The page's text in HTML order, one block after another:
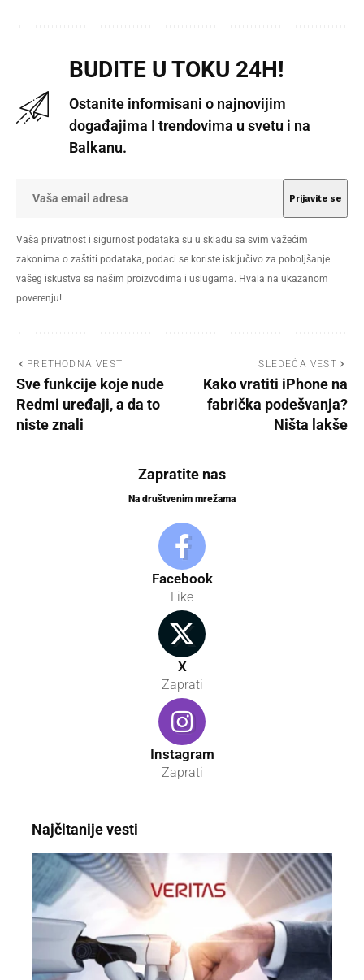
BUDITE U TOKU 24H!
Ostanite informisani o najnovijim
događajima I trendovima u svetu i na
Balkanu.
Vaša privatnost i sigurnost podataka su u skladu sa svim važećim
zakonima o zaštiti podataka, podaci se koriste isključivo za poboljšanje
vašeg iskustva sa našim proizvodima i uslugama. Hvala na ukazanom
poverenju!
PRETHODNA VEST
Sve funkcije koje nude
Redmi uređaji, a da to
niste znali
SLEDEĆA VEST
Kako vratiti iPhone na
fabrička podešvanja?
Ništa lakše
Zapratite nas
Na društvenim mrežama
Facebook
Like
X
Zaprati
Instagram
Zaprati
Najčitanije vesti